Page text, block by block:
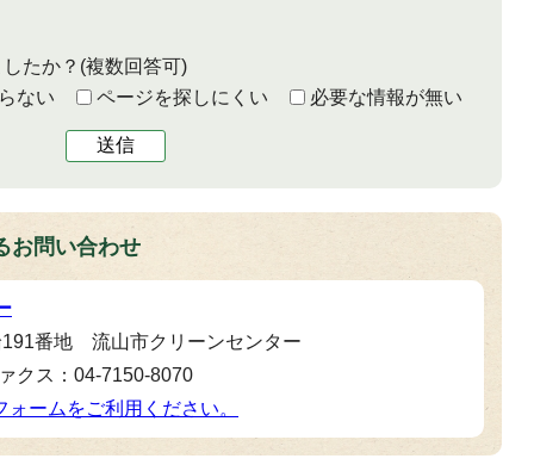
たか？ (複数回答可)
ない ページを探しにくい 必要な情報が無い
送信
お問い合わせ
191番地 流山市クリーンセンター
クス：04-7150-8070
ームをご利用ください。